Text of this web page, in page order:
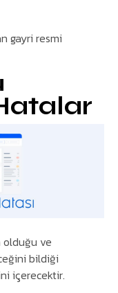
gayri resmi
olduğu ve
bildiği
içerecektir.